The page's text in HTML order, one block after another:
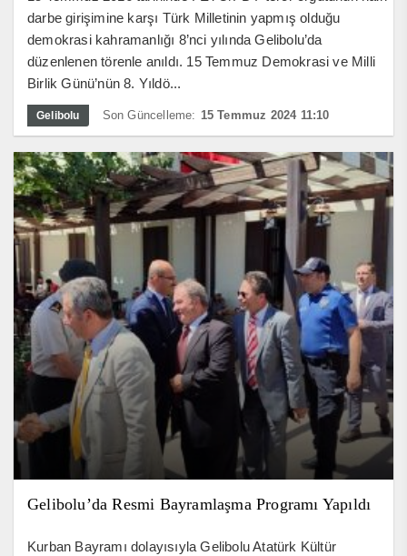
darbe girişimine karşı Türk Milletinin yapmış olduğu
demokrasi kahramanlığı 8’nci yılında Gelibolu’da
düzenlenen törenle anıldı. 15 Temmuz Demokrasi ve Milli
Birlik Günü’nün 8. Yıldö...
Gelibolu Son Güncelleme: 15 Temmuz 2024 11:10
Gelibolu’da Resmi Bayramlaşma Programı Yapıldı
Kurban Bayramı dolayısıyla Gelibolu Atatürk Kültür